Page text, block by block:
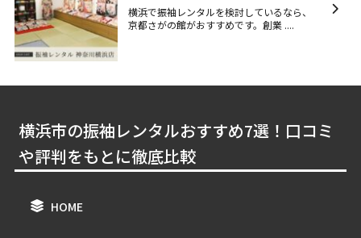
横浜で振袖レンタルを検討しているなら、
京都さがの館がおすすめです。創業 ....
横浜市の振袖レンタルおすすめ7選！口コミ
や評判をもとに徹底比較
HOME